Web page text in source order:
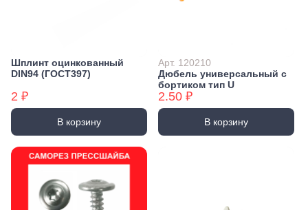
Шплинт оцинкованный
DIN94 (ГОСТ397)
2 ₽
В корзину
Арт. 120210
Дюбель универсальный с
бортиком тип U
2.50 ₽
В корзину